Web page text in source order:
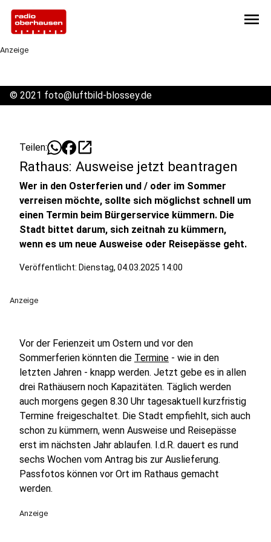
menu
Anzeige
© 2021 foto@luftbild-blossey.de
Teilen: open_in_new
Rathaus: Ausweise jetzt beantragen
Wer in den Osterferien und / oder im Sommer
verreisen möchte, sollte sich möglichst schnell um
einen Termin beim Bürgerservice kümmern. Die
Stadt bittet darum, sich zeitnah zu kümmern,
wenn es um neue Ausweise oder Reisepässe geht.
Veröffentlicht: Dienstag, 04.03.2025 14:00
Anzeige
Vor der Ferienzeit um Ostern und vor den
Sommerferien könnten die Termine - wie in den
letzten Jahren - knapp werden. Jetzt gebe es in allen
drei Rathäusern noch Kapazitäten. Täglich werden
auch morgens gegen 8.30 Uhr tagesaktuell kurzfristig
Termine freigeschaltet. Die Stadt empfiehlt, sich auch
schon zu kümmern, wenn Ausweise und Reisepässe
erst im nächsten Jahr ablaufen. I.d.R. dauert es rund
sechs Wochen vom Antrag bis zur Auslieferung.
Passfotos können vor Ort im Rathaus gemacht
werden.
Anzeige